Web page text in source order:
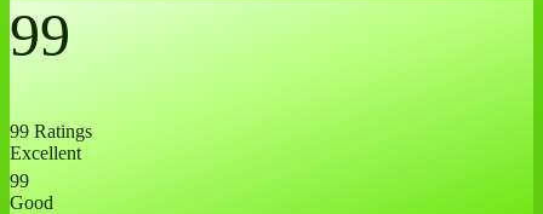
99
99 Ratings
Excellent
99
Good